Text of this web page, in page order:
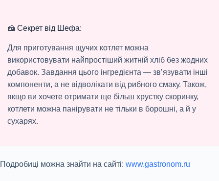
🍰 Секрет від Шефа:
Для приготування щучих котлет можна
використовувати найпростіший житній хліб без жодних
добавок. Завдання цього інгредієнта — зв’язувати інші
компоненти, а не відволікати від рибного смаку. Також,
якщо ви хочете отримати ще більш хрустку скоринку,
котлети можна панірувати не тільки в борошні, а й у
сухарях.
Подробиці можна знайти на сайті: www.gastronom.ru